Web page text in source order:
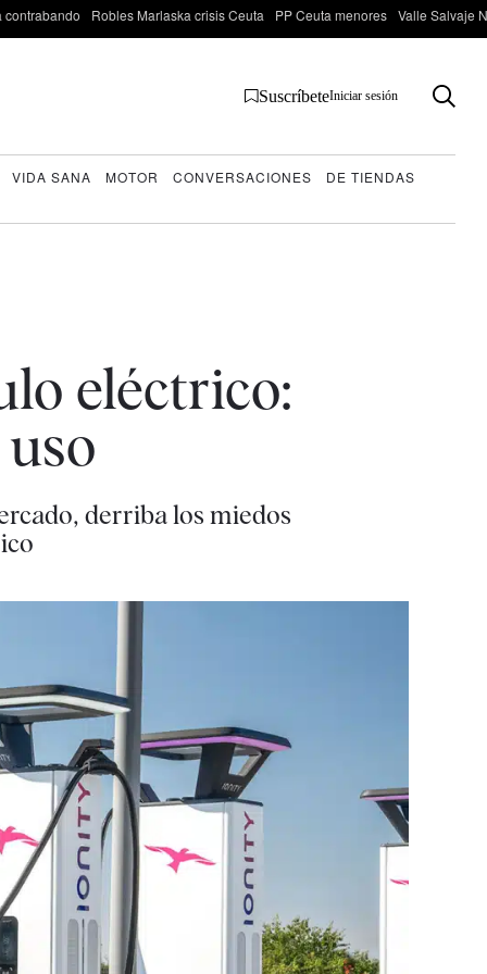
contrabando Robles Marlaska crisis Ceuta PP Ceuta menores Valle Salvaje
SuscríbeteIniciar sesión
VIDA SANA MOTOR CONVERSACIONES DE TIENDAS
eléctrico:
derriba los miedos